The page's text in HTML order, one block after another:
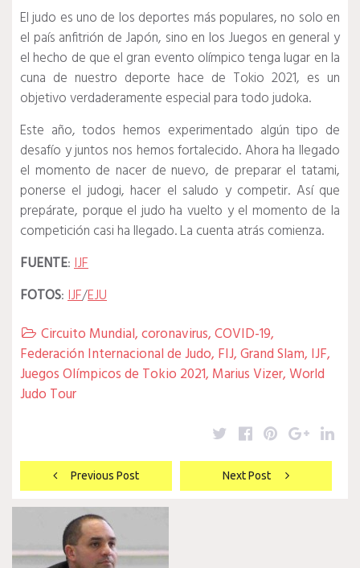
El judo es uno de los deportes más populares, no solo en
el país anfitrión de Japón, sino en los Juegos en general y
el hecho de que el gran evento olímpico tenga lugar en la
cuna de nuestro deporte hace de Tokio 2021, es un
objetivo verdaderamente especial para todo judoka.
Este año, todos hemos experimentado algún tipo de
desafío y juntos nos hemos fortalecido. Ahora ha llegado
el momento de nacer de nuevo, de preparar el tatami,
ponerse el judogi, hacer el saludo y competir. Así que
prepárate, porque el judo ha vuelto y el momento de la
competición casi ha llegado. La cuenta atrás comienza.
FUENTE:IJF
FOTOS:IJF/EJU
 Circuito Mundial,coronavirus,COVID-19,
Federación Internacional de Judo, FIJ,Grand Slam, IJF,
Juegos Olímpicos de Tokio 2021, Marius Vizer,World
Judo Tour
Navegación
de
entradas
Previous Post Next Post
Twitter
Facebook
Pinterest